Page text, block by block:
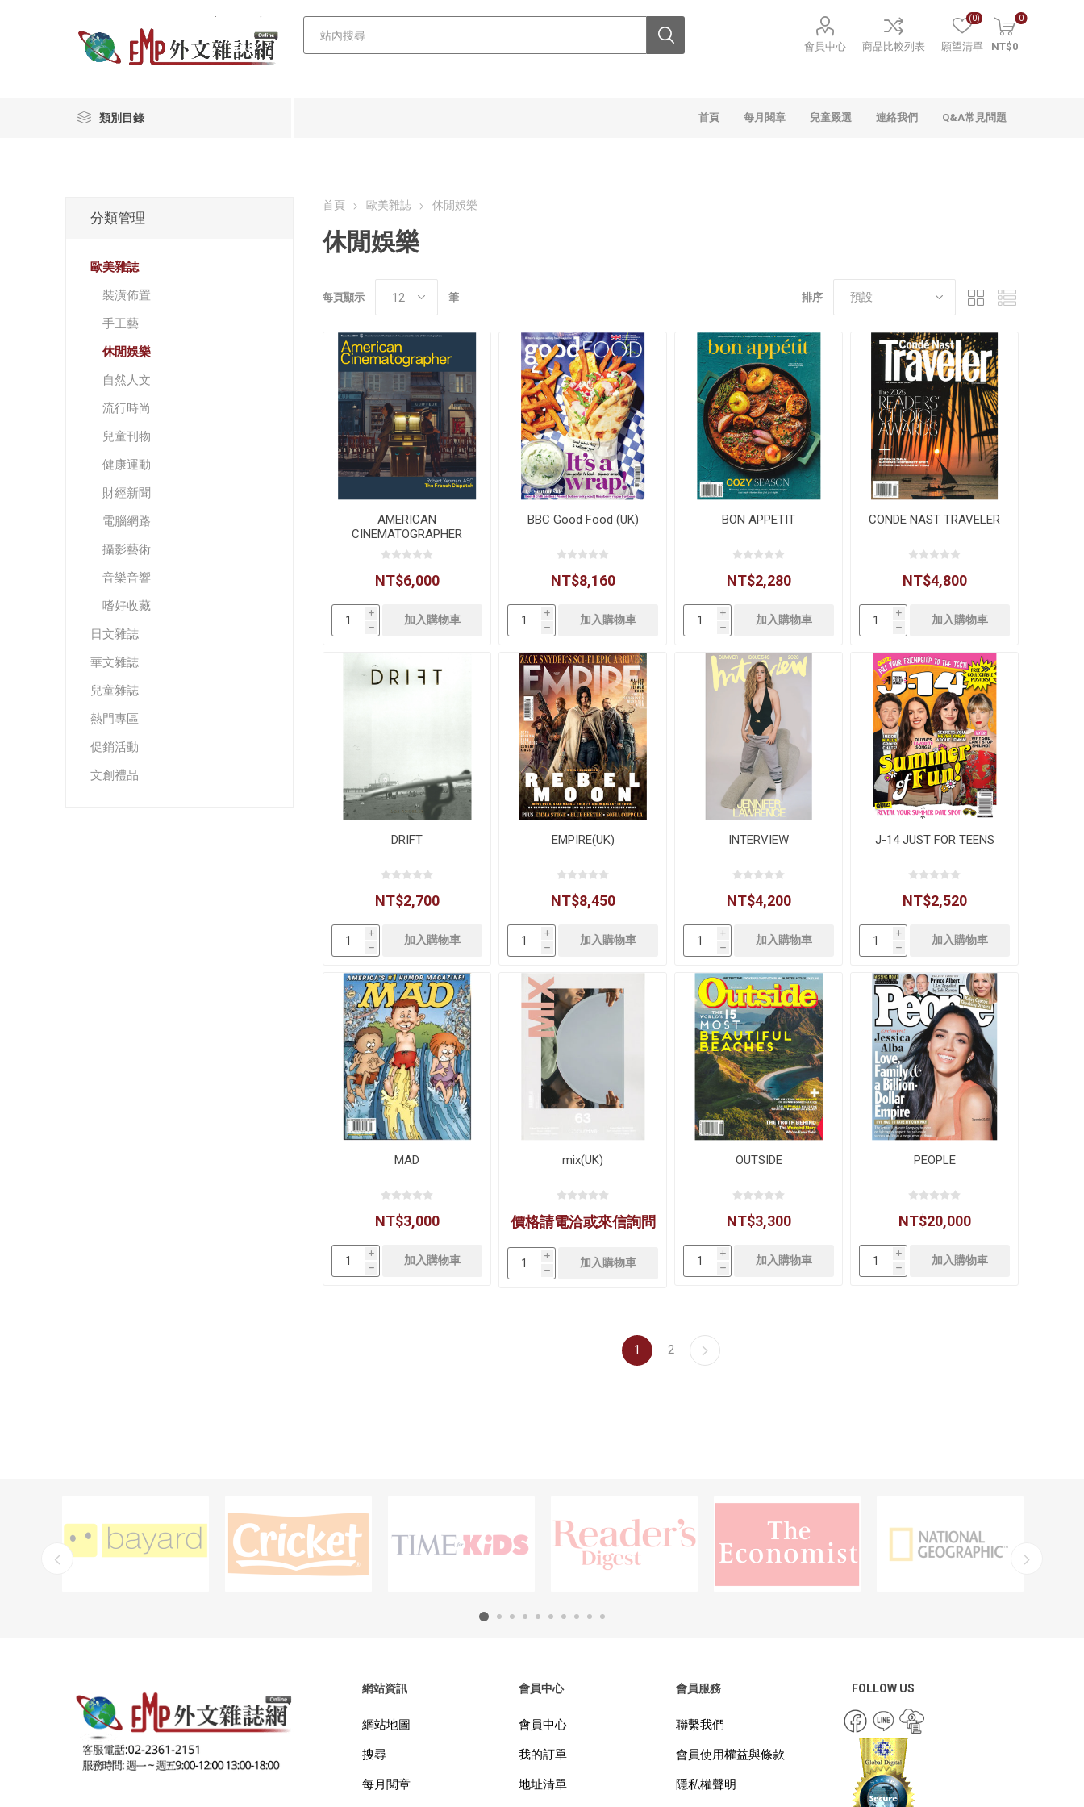
會員中心 商品比較列表 願望清單
(0) 0
NT$0
類別目錄 首頁 每月閱章 兒童嚴選 連絡我們 Q&A常見問題
首頁 歐美雜誌 休閒娛樂
休閒娛樂
排序
每頁顯示 筆
AMERICAN
CINEMATOGRAPHER
NT$6,000
i
h
BBC Good Food (UK)
NT$8,160
i
h
BON APPETIT
NT$2,280
i
h
CONDE NAST TRAVELER
NT$4,800
i
h
DRIFT
NT$2,700
i
h
EMPIRE(UK)
NT$8,450
i
h
INTERVIEW
NT$4,200
i
h
J-14 JUST FOR TEENS
NT$2,520
i
h
MAD
NT$3,000
i
h
mix(UK)
價格請電洽或來信詢問
i
h
OUTSIDE
NT$3,300
i
h
PEOPLE
NT$20,000
i
h
1 2
分類管理
歐美雜誌
裝潢佈置
手工藝
休閒娛樂
自然人文
流行時尚
兒童刊物
健康運動
財經新聞
電腦網路
攝影藝術
音樂音響
嗜好收藏
日文雜誌
華文雜誌
兒童雜誌
熱門專區
促銷活動
文創禮品
網站資訊
網站地圖
搜尋
每月閱章
會員中心
會員中心
我的訂單
地址清單
會員服務
聯繫我們
會員使用權益與條款
隱私權聲明
FOLLOW US